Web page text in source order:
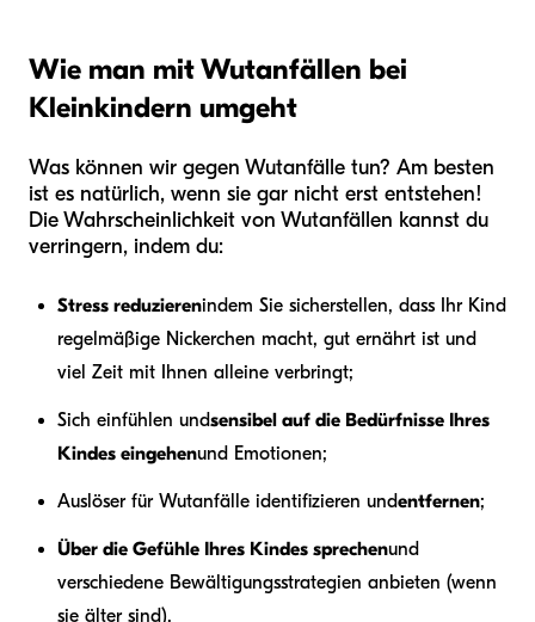
Wie man mit Wutanfällen bei
Kleinkindern umgeht
Was können wir gegen Wutanfälle tun? Am besten
ist es natürlich, wenn sie gar nicht erst entstehen!
Die Wahrscheinlichkeit von Wutanfällen kannst du
verringern, indem du:
Stress reduzierenindem Sie sicherstellen, dass Ihr Kind
regelmäßige Nickerchen macht, gut ernährt ist und
viel Zeit mit Ihnen alleine verbringt;
Sich einfühlen undsensibel auf die Bedürfnisse Ihres
Kindes eingehenund Emotionen;
Auslöser für Wutanfälle identifizieren undentfernen;
Über die Gefühle Ihres Kindes sprechenund
verschiedene Bewältigungsstrategien anbieten (wenn
sie älter sind).